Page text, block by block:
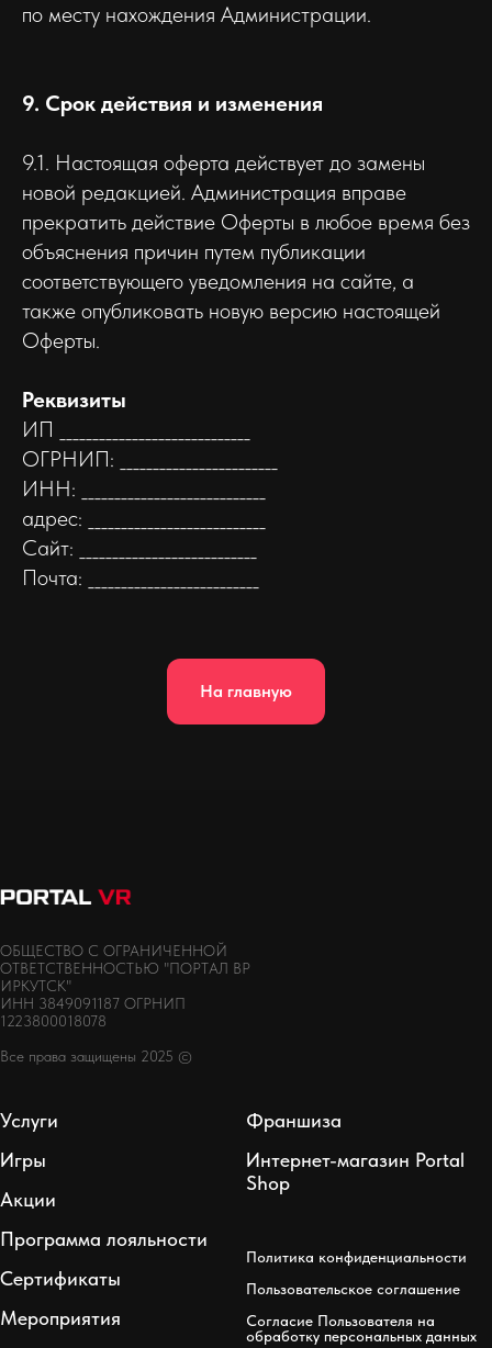
по месту нахождения Администрации.
9. Срок действия и изменения
9.1. Настоящая оферта действует до замены
новой редакцией. Администрация вправе
прекратить действие Оферты в любое время без
объяснения причин путем публикации
соответствующего уведомления на сайте, а
также опубликовать новую версию настоящей
Оферты.
Реквизиты
ИП _____________________________
ОГРНИП: ________________________
ИНН: ____________________________
адрес: ___________________________
Сайт: ___________________________
Почта: __________________________
На главную
ОБЩЕСТВО С ОГРАНИЧЕННОЙ
ОТВЕТСТВЕННОСТЬЮ "ПОРТАЛ ВР
ИРКУТСК"
ИНН 3849091187 ОГРНИП
1223800018078
Все права защищены 2025 ©
Услуги
Игры
Акции
Программа лояльности
Сертификаты
Мероприятия
Франшиза
Интернет-магазин Portal
Shop
Политика конфиденциальности
Пользовательское соглашение
Согласие Пользователя на
обработку персональных данных